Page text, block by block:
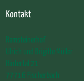
Kontakt
Ramsteinerhof
Ulrich und Brigitte Müller
Hintertal 21
77716 Fischerbach